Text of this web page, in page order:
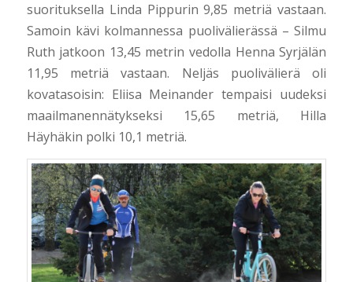
suorituksella Linda Pippurin 9,85 metriä vastaan.
Samoin kävi kolmannessa puolivälierässä – Silmu
Ruth jatkoon 13,45 metrin vedolla Henna Syrjälän
11,95 metriä vastaan. Neljäs puolivälierä oli
kovatasoisin: Eliisa Meinander tempaisi uudeksi
maailmanennätykseksi 15,65 metriä, Hilla
Häyhäkin polki 10,1 metriä.